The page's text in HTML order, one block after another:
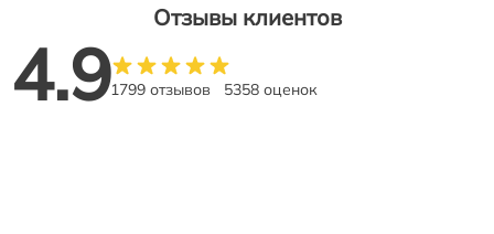
Отзывы клиентов
4.91799 отзывов 5358 оценок